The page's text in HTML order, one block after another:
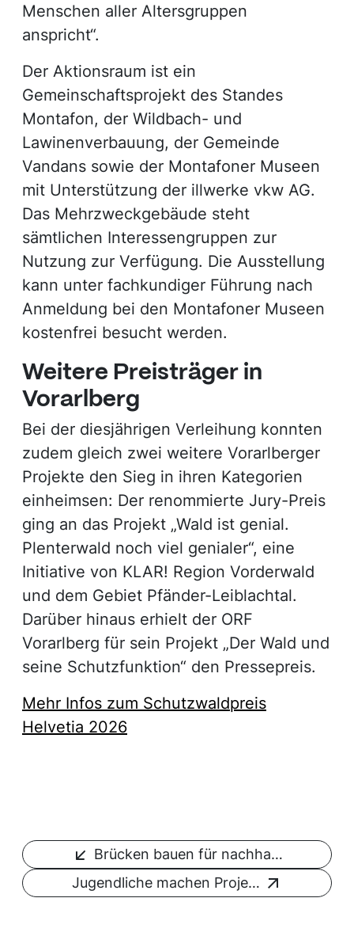
Menschen aller Altersgruppen
anspricht“.
Der Aktionsraum ist ein
Gemeinschaftsprojekt des Standes
Montafon, der Wildbach- und
Lawinenverbauung, der Gemeinde
Vandans sowie der Montafoner Museen
mit Unterstützung der illwerke vkw AG.
Das Mehrzweckgebäude steht
sämtlichen Interessengruppen zur
Nutzung zur Verfügung. Die Ausstellung
kann unter fachkundiger Führung nach
Anmeldung bei den Montafoner Museen
kostenfrei besucht werden.
Weitere Preisträger in
Vorarlberg
Bei der diesjährigen Verleihung konnten
zudem gleich zwei weitere Vorarlberger
Projekte den Sieg in ihren Kategorien
einheimsen: Der renommierte Jury-Preis
ging an das Projekt „Wald ist genial.
Plenterwald noch viel genialer“, eine
Initiative von KLAR! Region Vorderwald
und dem Gebiet Pfänder-Leiblachtal.
Darüber hinaus erhielt der ORF
Vorarlberg für sein Projekt „Der Wald und
seine Schutzfunktion“ den Pressepreis.
Mehr Infos zum Schutzwaldpreis
Helvetia 2026
Brücken bauen für nachha…
Jugendliche machen Proje…